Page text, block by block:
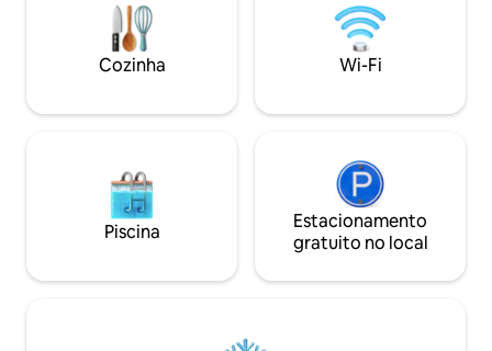
totalmente equipada, com ilha e aberta
para a sala de estar. Garagem, piscina,
churrasqueira a lenha e a gás e móveis
de jardim.Cozinha Wi-Fi
Piscina
Estacionamento
gratuito no local